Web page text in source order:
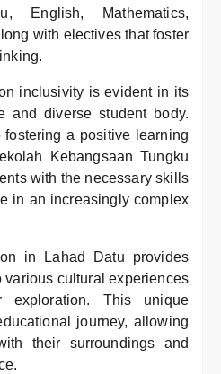
English, Mathematics,
with electives that foster
inclusivity is evident in its
and diverse student body.
a positive learning
Kebangsaan Tungku
with the necessary skills
in an increasingly complex
in Lahad Datu provides
various cultural experiences
exploration. This unique
journey, allowing
their surroundings and